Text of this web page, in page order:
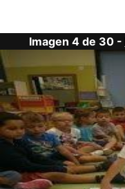
Imagen 4 de 30 -